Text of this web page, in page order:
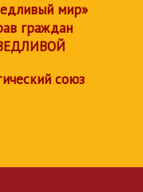
мир»
граждан
союз